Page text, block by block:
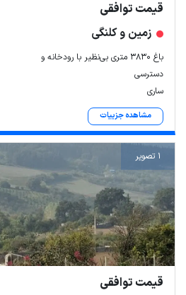
قیمت توافقی
زمین و کلنگی
باغ ۳۸۳۰ متری بی‌نظیر با رودخانه و
دسترسی
ساری
مشاهده جزییات
1 تصویر
قیمت توافقی